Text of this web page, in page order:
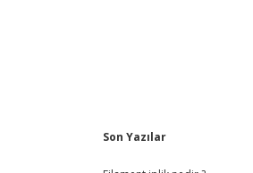
Sidebar
Son Yazılar
vdcasino güncel giriş